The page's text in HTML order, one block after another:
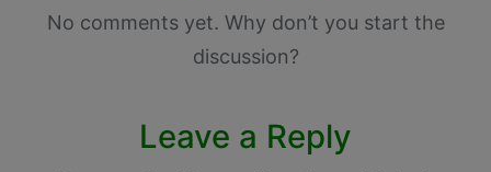
No comments yet. Why don’t you start the
discussion?
Leave a Reply